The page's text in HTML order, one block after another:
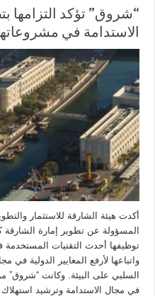
“شروق” تؤكد التزامها
الاستدامة في
أكدت هيئة الشارقة للاستثمار
المسؤولة عن تطوير إمارة الشارقة
توظيفها أحدث التقنيات
واتباعها لأرفع المعايير الدولية في
السلبي على البيئة. وكانت “شروق”
في مجال الاستدامة وترشيد استهلاك